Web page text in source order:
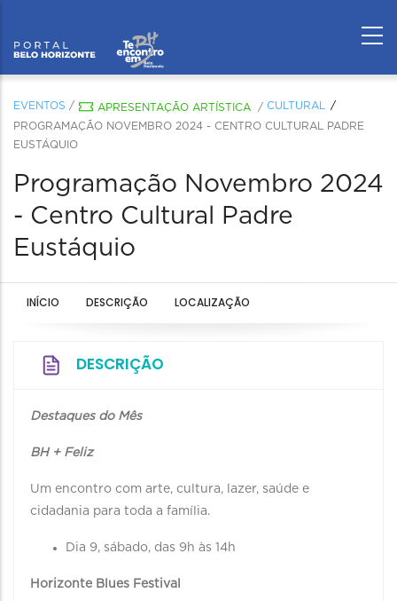
EVENTOS / APRESENTAÇÃO ARTÍSTICA / CULTURAL
PROGRAMAÇÃO NOVEMBRO 2024 - CENTRO CULTURAL PADRE
EUSTÁQUIO
Programação Novembro 2024
- Centro Cultural Padre
Eustáquio
INÍCIO DESCRIÇÃO LOCALIZAÇÃO
DESCRIÇÃO
Destaques do Mês
BH + Feliz
Um encontro com arte, cultura, lazer, saúde e
cidadania para toda a família.
Dia 9, sábado, das 9h às 14h
Horizonte Blues Festival